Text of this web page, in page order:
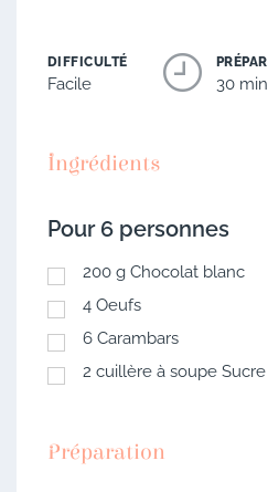
DIFFICULTÉ
Facile 30
Ingrédients
Pour 6 personnes
200 g Chocolat blanc
4 Oeufs
6 Carambars
2 cuillère à soupe Sucre
Préparation